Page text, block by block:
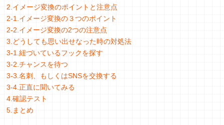
2.イメージ変換のポイントと注意点
2-1.イメージ変換の３つのポイント
2-2.イメージ変換の2つの注意点
3.どうしても思い出せなった時の対処法
3-1.紐づいているフックを探す
3-2.チャンスを待つ
3-3.名刺、もしくはSNSを交換する
3-4.正直に聞いてみる
4.確認テスト
5.まとめ